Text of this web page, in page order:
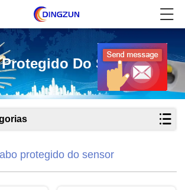
Do Sensor
protegido do sensor